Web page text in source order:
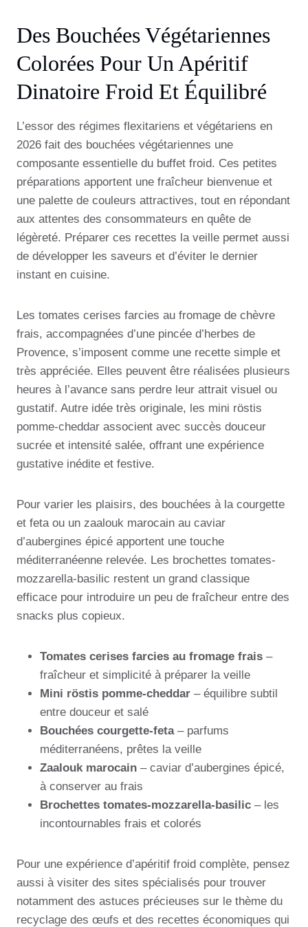
Des Bouchées Végétariennes
Colorées Pour Un Apéritif
Dinatoire Froid Et Équilibré
L’essor des régimes flexitariens et végétariens en
2026 fait des bouchées végétariennes une
composante essentielle du buffet froid. Ces petites
préparations apportent une fraîcheur bienvenue et
une palette de couleurs attractives, tout en répondant
aux attentes des consommateurs en quête de
légèreté. Préparer ces recettes la veille permet aussi
de développer les saveurs et d’éviter le dernier
instant en cuisine.
Les tomates cerises farcies au fromage de chèvre
frais, accompagnées d’une pincée d’herbes de
Provence, s’imposent comme une recette simple et
très appréciée. Elles peuvent être réalisées plusieurs
heures à l’avance sans perdre leur attrait visuel ou
gustatif. Autre idée très originale, les mini röstis
pomme-cheddar associent avec succès douceur
sucrée et intensité salée, offrant une expérience
gustative inédite et festive.
Pour varier les plaisirs, des bouchées à la courgette
et feta ou un zaalouk marocain au caviar
d’aubergines épicé apportent une touche
méditerranéenne relevée. Les brochettes tomates-
mozzarella-basilic restent un grand classique
efficace pour introduire un peu de fraîcheur entre des
snacks plus copieux.
Tomates cerises farcies au fromage frais –
fraîcheur et simplicité à préparer la veille
Mini röstis pomme-cheddar – équilibre subtil
entre douceur et salé
Bouchées courgette-feta– parfums
méditerranéens, prêtes la veille
Zaalouk marocain – caviar d’aubergines épicé,
à conserver au frais
Brochettes tomates-mozzarella-basilic – les
incontournables frais et colorés
Pour une expérience d’apéritif froid complète, pensez
aussi à visiter des sites spécialisés pour trouver
notamment des astuces précieuses sur le thème du
recyclage des œufs et des recettes économiques qui